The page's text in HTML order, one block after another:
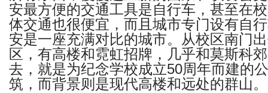
安最方便的交通工具是自行车，甚至在
体交通也很便宜，而且城市专门设有自
安是一座充满对比的城市。从校区南门
区，有高楼和霓虹招牌，几乎和莫斯科
去，就是为纪念学校成立50周年而建的
筑，而背景则是现代高楼和远处的群山。